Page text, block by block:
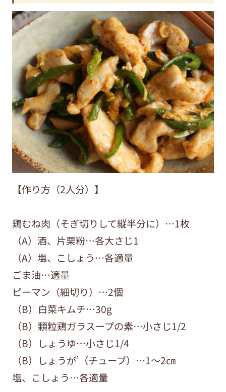
【作り方（2人分）】
鶏むね肉（そぎ切りして縦半分に）…1枚
（A）酒、片栗粉…各大さじ1
（A）塩、こしょう…各適量
ごま油…適量
ピーマン（細切り）…2個
（B）白菜キムチ…30g
（B）顆粒鶏ガラスープの素…小さじ1/2
（B）しょうゆ…小さじ1/4
（B）しょうが’（チューブ）…1～2㎝
塩、こしょう…各適量